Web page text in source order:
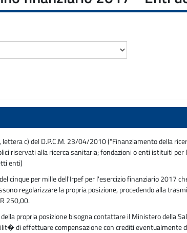
c) del D.P.C.M. 23/04/2010 ("Finanziamento della
riservati alla ricerca sanitaria; fondazioni o enti istituiti
enti)
cinque per mille dell'Irpef per l'esercizio finanziario 2017
regolarizzare la propria posizione, procedendo alla
250,00.
propria posizione bisogna contattare il Ministero della
di effettuare compensazione con crediti